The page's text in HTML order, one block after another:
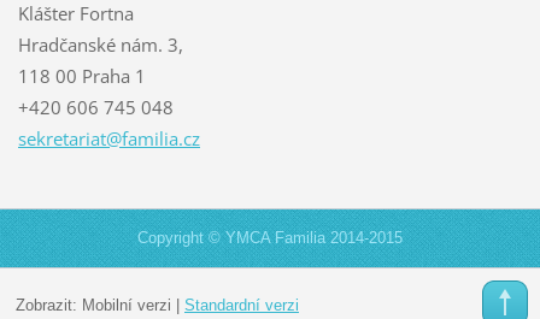
Klášter Fortna
Hradčanské nám. 3,
118 00 Praha 1
+420 606 745 048
sekretariat@familia.cz
Copyright © YMCA Familia 2014-2015
Zobrazit: Mobilní verzi | Standardní verzi